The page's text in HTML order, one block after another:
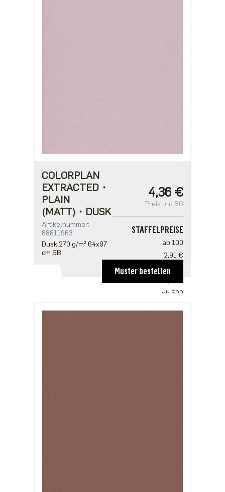
COLORPLAN
EXTRACTED・
PLAIN
(MATT)・DUSK
Artikelnummer:
88811963
Dusk 270 g/m² 64x97
cm SB
4,36 €
Preis pro BG
STAFFELPREISE
ab 100
2,91 €
ab 200
ab 500
Muster bestellen